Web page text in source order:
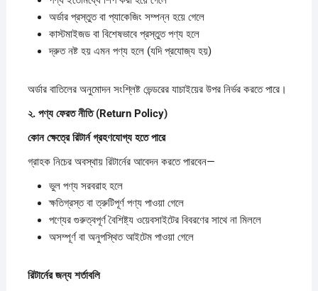
অর্ডার প্রস্তুত বা প্যাকেজিং সম্পন্ন হয়ে গেলে
কাস্টমাইজড বা বিশেষভাবে প্রস্তুত পণ্য হলে
দ্রুত নষ্ট হয় এমন পণ্য হলে (যদি প্রযোজ্য হয়)
অর্ডার বাতিলের অনুমোদন সংশ্লিষ্ট ভেন্ডরের যাচাইয়ের উপর নির্ভর করতে পারে।
২. পণ্যফেরতনীতি (Return Policy)
কোনক্ষেত্রেরিটার্নগ্রহণযোগ্যহতেপারে
গ্রাহক নিচের অবস্থায় রিটার্নের আবেদন করতে পারবেন—
ভুল পণ্য সরবরাহ হলে
ক্ষতিগ্রস্ত বা ত্রুটিপূর্ণ পণ্য পাওয়া গেলে
পণ্যের গুরুত্বপূর্ণ বৈশিষ্ট্য ওয়েবসাইটের বিবরণের সাথে না মিললে
অসম্পূর্ণ বা অনুপস্থিত আইটেম পাওয়া গেলে
রিটার্নেরজন্যশর্তাবলি